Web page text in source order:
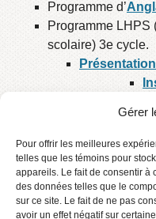
Gérer
Pour offrir les meilleures
telles que les témoins pour
appareils. Le fait de consentir à
des données telles que le
sur ce site. Le fait de ne pas
avoir un effet négatif sur
Programme d’
Programme LHPS
scolaire) 3e cycle.
Présentation